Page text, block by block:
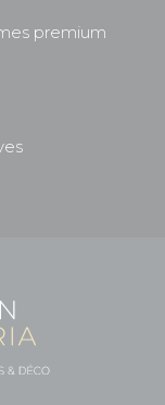
premium